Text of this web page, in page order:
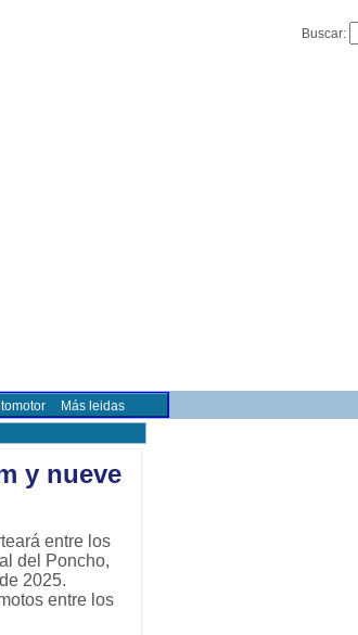
Buscar:
Más leidas
y nueve
entre los
del Poncho,
2025.
entre los